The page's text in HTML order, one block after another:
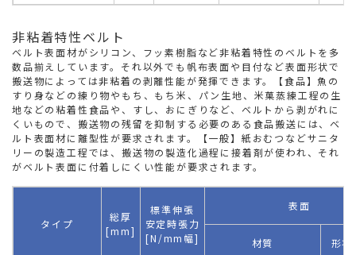
非粘着特性ベルト
ベルト表面材がシリコン、フッ素樹脂など非粘着特性のベルトを多
数品揃えしています。それ以外でも帆布表面や目付など表面形状で
搬送物によっては非粘着の剥離性能が発揮できます。【食品】魚の
すり身などの練り物やもち、もち米、パン生地、米菓蒸練工程の生
地などの粘着性食品や、すし、おにぎりなど、ベルトから剥がれに
くいもので、搬送物の残留を抑制する必要のある食品搬送には、ベ
ルト表面材に離型性が要求されます。【一般】紙おむつなどサニタ
リーの製造工程では、搬送物の製造化過程に接着剤が使われ、それ
がベルト表面に付着しにくい性能が要求されます。
タイプ
総厚
[mm]
標準伸張
安定時張力
[N/mm幅]
表面
材質 形状